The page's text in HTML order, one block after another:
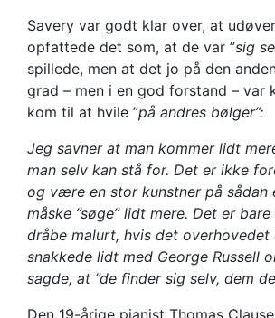
Savery var godt klar over, at
opfattede det som, at de var ”sig
spillede, men at det jo på den
grad – men i en god forstand – var
kom til at hvile ”på andres bølger”:
Jeg savner at man kommer lidt
man selv kan stå for. Det er ikke
og være en stor kunstner på sådan
måske ”søge” lidt mere. Det er
dråbe malurt, hvis det overhovedet
snakkede lidt med George Russell
sagde, at ”de finder sig selv, dem
Den 19-årige pianist Thomas